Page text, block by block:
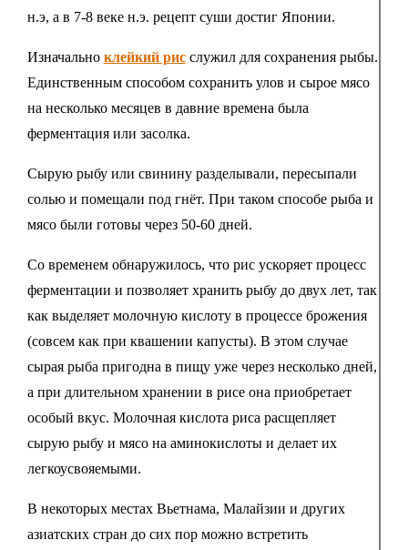
н.э, а в 7-8 веке н.э. рецепт суши достиг Японии.
Изначально клейкий рисслужил для сохранения рыбы.
Единственным способом сохранить улов и сырое мясо
на несколько месяцев в давние времена была
ферментация или засолка.
Сырую рыбу или свинину разделывали, пересыпали
солью и помещали под гнёт. При таком способе рыба и
мясо были готовы через 50-60 дней.
Со временем обнаружилось, что рис ускоряет процесс
ферментации и позволяет хранить рыбу до двух лет, так
как выделяет молочную кислоту в процессе брожения
(совсем как при квашении капусты). В этом случае
сырая рыба пригодна в пищу уже через несколько дней,
а при длительном хранении в рисе она приобретает
особый вкус. Молочная кислота риса расщепляет
сырую рыбу и мясо на аминокислоты и делает их
легкоусвояемыми.
В некоторых местах Вьетнама, Малайзии и других
азиатских стран до сих пор можно встретить